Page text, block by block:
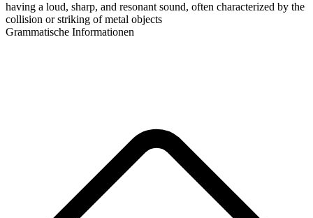
having a loud, sharp, and resonant sound, often characterized by the
collision or striking of metal objects
Grammatische Informationen